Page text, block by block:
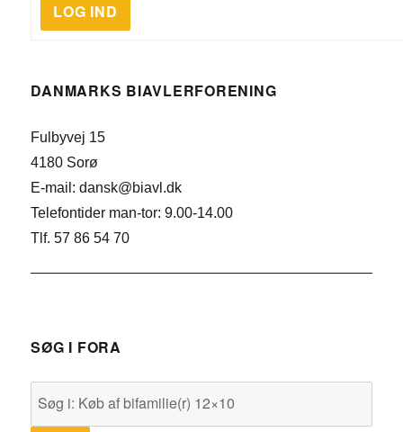
LOG IND
DANMARKS BIAVLERFORENING
Fulbyvej 15
4180 Sorø
E-mail: dansk@biavl.dk
Telefontider man-tor: 9.00-14.00
Tlf. 57 86 54 70
SØG I FORA